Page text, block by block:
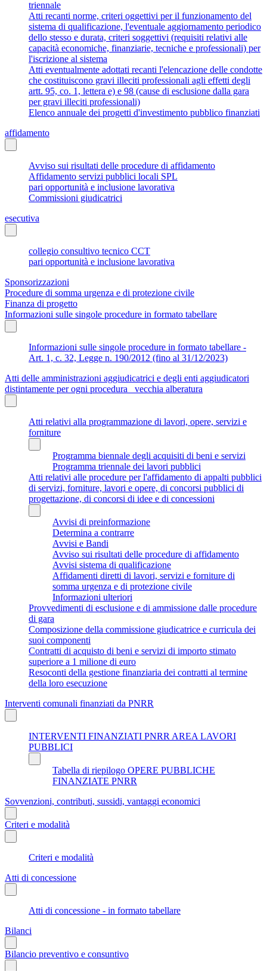
triennale
Atti recanti norme, criteri oggettivi per il funzionamento del
sistema di qualificazione, l'eventuale aggiornamento periodico
dello stesso e durata, criteri soggettivi (requisiti relativi alle
capacità economiche, finanziarie, tecniche e professionali) per
l'iscrizione al sistema
Atti eventualmente adottati recanti l'elencazione delle condotte
che costituiscono gravi illeciti professionali agli effetti degli
artt. 95, co. 1, lettera e) e 98 (cause di esclusione dalla gara
per gravi illeciti professionali)
Elenco annuale dei progetti d'investimento pubblico finanziati
affidamento
Avviso sui risultati delle procedure di affidamento
Affidamento servizi pubblici locali SPL
pari opportunità e inclusione lavorativa
Commissioni giudicatrici
esecutiva
collegio consultivo tecnico CCT
pari opportunità e inclusione lavorativa
Sponsorizzazioni
Procedure di somma urgenza e di protezione civile
Finanza di progetto
Informazioni sulle singole procedure in formato tabellare
Informazioni sulle singole procedure in formato tabellare -
Art. 1, c. 32, Legge n. 190/2012 (fino al 31/12/2023)
Atti delle amministrazioni aggiudicatrici e degli enti aggiudicatori
distintamente per ogni procedura_ vecchia alberatura
Atti relativi alla programmazione di lavori, opere, servizi e
forniture
Programma biennale degli acquisiti di beni e servizi
Programma triennale dei lavori pubblici
Atti relativi alle procedure per l'affidamento di appalti pubblici
di servizi, forniture, lavori e opere, di concorsi pubblici di
progettazione, di concorsi di idee e di concessioni
Avvisi di preinformazione
Determina a contrarre
Avvisi e Bandi
Avviso sui risultati delle procedure di affidamento
Avvisi sistema di qualificazione
Affidamenti diretti di lavori, servizi e forniture di
somma urgenza e di protezione civile
Informazioni ulteriori
Provvedimenti di esclusione e di ammissione dalle procedure
di gara
Composizione della commissione giudicatrice e curricula dei
suoi componenti
Contratti di acquisto di beni e servizi di importo stimato
superiore a 1 milione di euro
Resoconti della gestione finanziaria dei contratti al termine
della loro esecuzione
Interventi comunali finanziati da PNRR
INTERVENTI FINANZIATI PNRR AREA LAVORI
PUBBLICI
Tabella di riepilogo OPERE PUBBLICHE
FINANZIATE PNRR
Sovvenzioni, contributi, sussidi, vantaggi economici
Criteri e modalità
Criteri e modalità
Atti di concessione
Atti di concessione - in formato tabellare
Bilanci
Bilancio preventivo e consuntivo